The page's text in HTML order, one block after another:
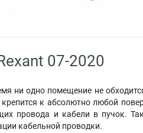
07-2020
ни одно помещение не
к абсолютно любой
провода и кабели в пучок.
кабельной проводки.